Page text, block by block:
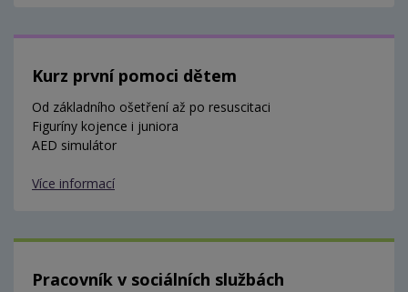
Kurz první pomoci dětem
Od základního ošetření až po resuscitaci
Figuríny kojence i juniora
AED simulátor
Více informací
Pracovník v sociálních službách